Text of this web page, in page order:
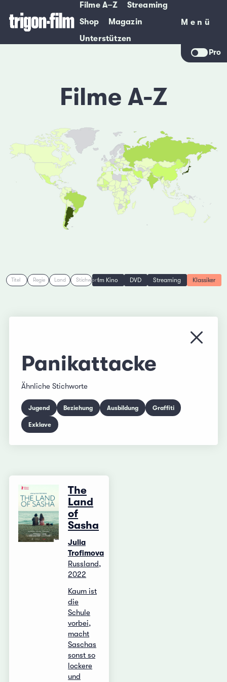
Filme A–Z
Streaming
Shop
Magazin
Unterstützen
Menü
Menü
Pro
Filme A-Z
Titel Regie Land StichwortIm Kino DVD Streaming Klassiker
Menü
Panikattacke
Ähnliche Stichworte
Jugend Beziehung Ausbildung Graffiti
Exklave
The
Land
of
Sasha
Julia
Trofimova
Russland,
2022
Kaum ist
die
Schule
vorbei,
macht
Saschas
sonst so
lockere
und